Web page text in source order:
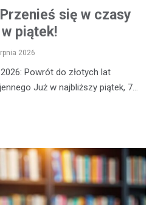
się w czasy
piątek!
2026
Powrót do złotych lat
Już w najbliższy piątek, 7…